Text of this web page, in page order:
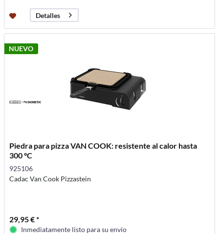
Detalles
NUEVO
Piedra para pizza VAN COOK: resistente al calor hasta
300 °C
925106
Cadac Van Cook Pizzastein
29,95 € *
Inmediatamente listo para su envío